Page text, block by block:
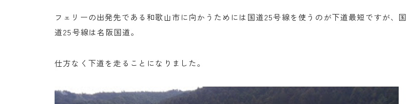
フェリーの出発先である和歌山市に向かうためには国道25号線を使うのが下道最短ですが、国
道25号線は名阪国道。
仕方なく下道を走ることになりました。